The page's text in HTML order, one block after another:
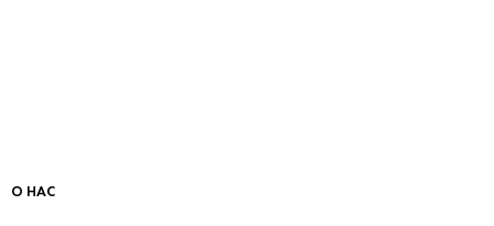
О НАС